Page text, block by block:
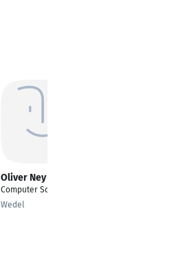
Oliver Ney
Computer Science
Wedel